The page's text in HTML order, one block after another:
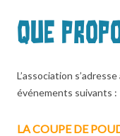
Que
L’association
événements suivants :
LA COUPE DE